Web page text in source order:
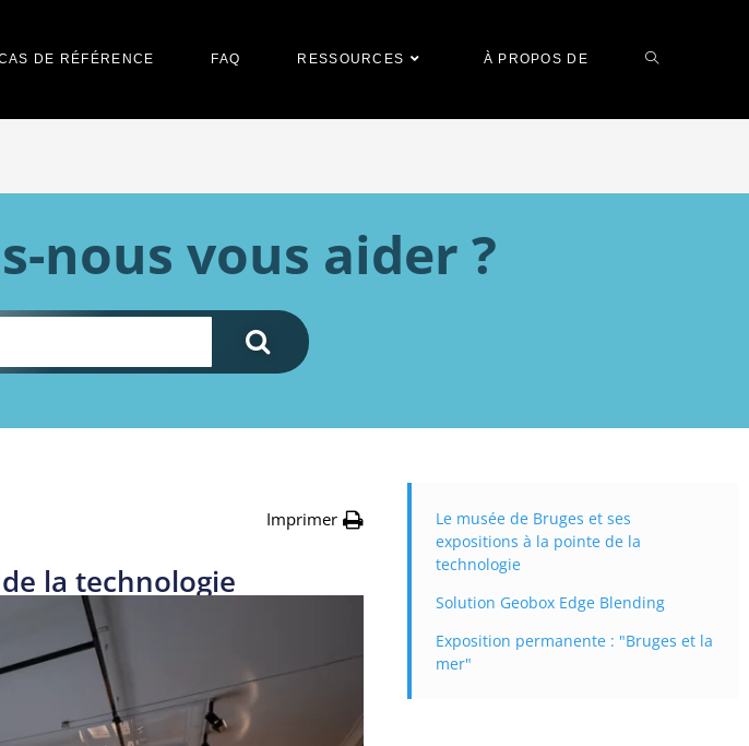
DE RÉFÉRENCE FAQ RESSOURCES À PROPOS DE
nous vous aider ?
Imprimer
la technologie
Le musée de Bruges et ses
expositions à la pointe de la
technologie
Solution Geobox Edge Blending
Exposition permanente : "Bruges et la
mer"